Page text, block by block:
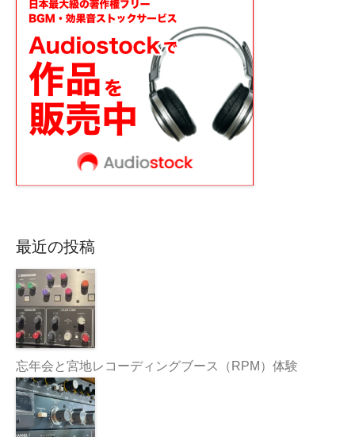
最近の投稿
忘年会と宮地レコーディングブース（RPM）体験